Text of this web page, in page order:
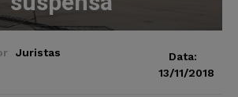
Juristas
Data:
13/11/2018